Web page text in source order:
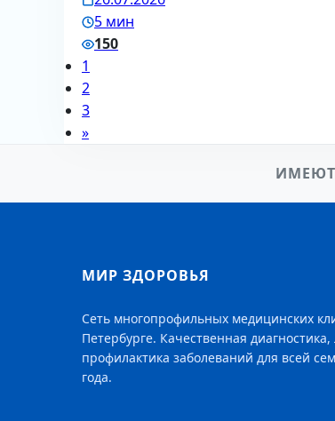
5 мин
150
1
2
3
»
МИР ЗДОРОВЬЯ
Сеть многопрофильных медицинских
Петербурге. Качественная
профилактика заболеваний для всей
года.